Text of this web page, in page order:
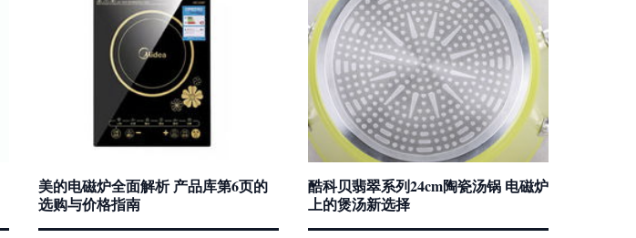
美的电磁炉全面解析 产品库第6页的
选购与价格指南
酷科贝翡翠系列24cm陶瓷汤锅 电磁炉
上的煲汤新选择